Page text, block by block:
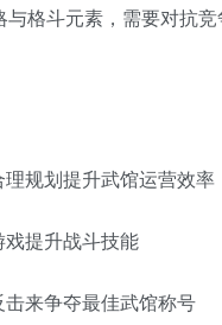
格斗元素，需要对抗
规划提升武馆运营效率
戏提升战斗技能
来争夺最佳武馆称号